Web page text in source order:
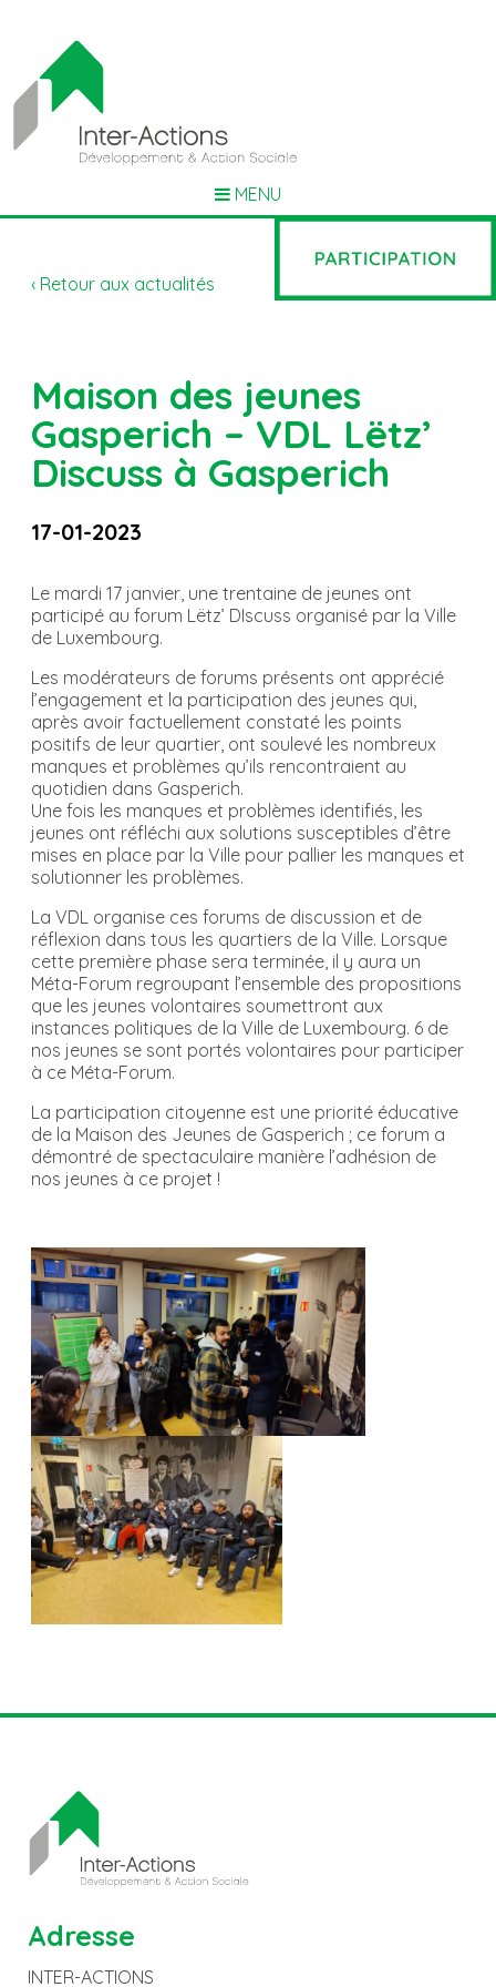
MENU
‹ Retour aux actualités
Maison des jeunes
Gasperich – VDL Lëtz’
Discuss à Gasperich
17-01-2023
Le mardi 17 janvier, une trentaine de jeunes ont
participé au forum Lëtz’ DIscuss organisé par la Ville
de Luxembourg.
Les modérateurs de forums présents ont apprécié
l’engagement et la participation des jeunes qui,
après avoir factuellement constaté les points
positifs de leur quartier, ont soulevé les nombreux
manques et problèmes qu’ils rencontraient au
quotidien dans Gasperich.
Une fois les manques et problèmes identifiés, les
jeunes ont réfléchi aux solutions susceptibles d’être
mises en place par la Ville pour pallier les manques et
solutionner les problèmes.
La VDL organise ces forums de discussion et de
réflexion dans tous les quartiers de la Ville. Lorsque
cette première phase sera terminée, il y aura un
Méta-Forum regroupant l’ensemble des propositions
que les jeunes volontaires soumettront aux
instances politiques de la Ville de Luxembourg. 6 de
nos jeunes se sont portés volontaires pour participer
à ce Méta-Forum.
La participation citoyenne est une priorité éducative
de la Maison des Jeunes de Gasperich ; ce forum a
démontré de spectaculaire manière l’adhésion de
nos jeunes à ce projet !
Adresse
INTER-ACTIONS